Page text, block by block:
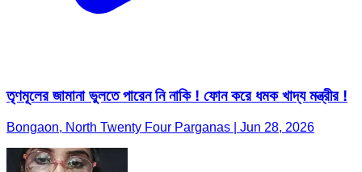
তৃণমূলের জামানা ভুলতে পারেন নি নাকি ! ফোন করে ধমক খাদ্য মন্ত্রীর !
Bongaon, North Twenty Four Parganas | Jun 28, 2026